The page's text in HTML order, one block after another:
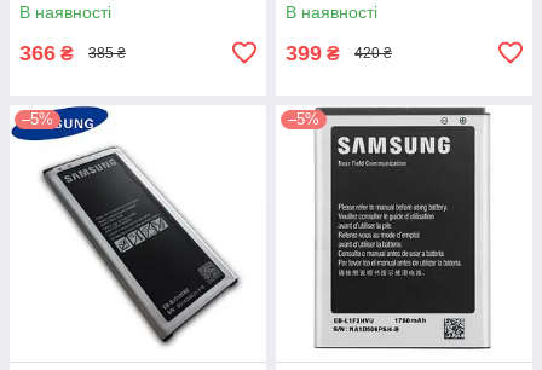
В наявності
366 ₴ 385 ₴
В наявності
399 ₴ 420 ₴
–5% –5%